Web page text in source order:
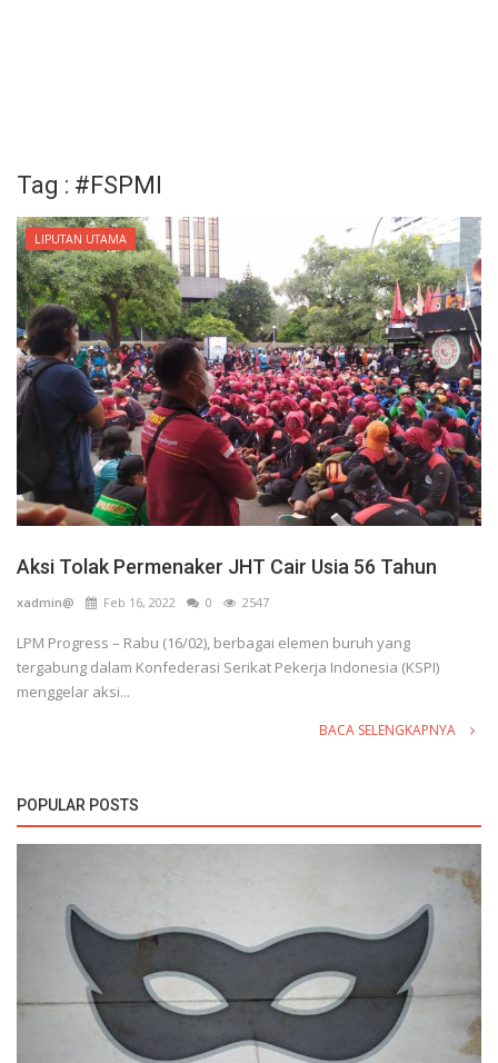
Tag : #FSPMI
LIPUTAN UTAMA
Aksi Tolak Permenaker JHT Cair Usia 56 Tahun
xadmin@ Feb 16, 2022 0 2547
LPM Progress – Rabu (16/02), berbagai elemen buruh yang
tergabung dalam Konfederasi Serikat Pekerja Indonesia (KSPI)
menggelar aksi...
BACA SELENGKAPNYA
POPULAR POSTS